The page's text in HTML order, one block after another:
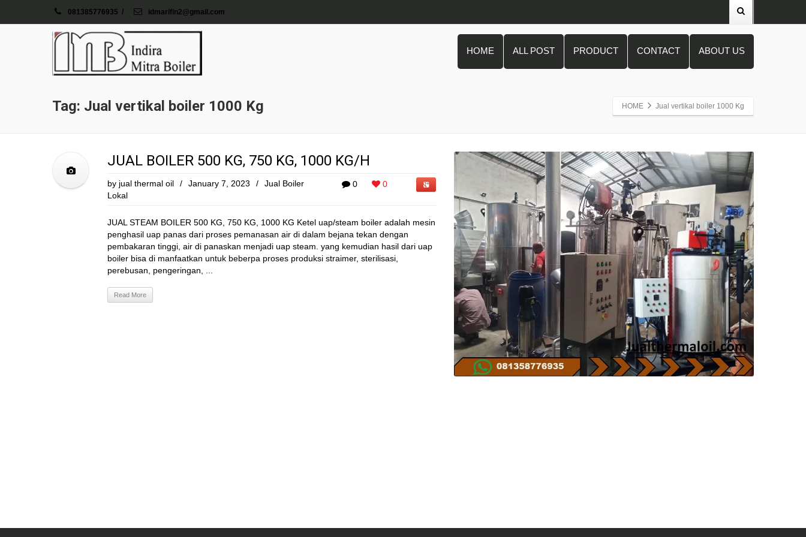
081385776935 / idmarifin2@gmail.com
HOME ALL POST PRODUCT CONTACT ABOUT US
Tag: Jual vertikal boiler 1000 Kg HOME Jual vertikal boiler 1000 Kg
JUAL BOILER 500 KG, 750 KG, 1000 KG/H
0 0
by jual thermal oil / January 7, 2023 /
Jual Boiler
Lokal
JUAL STEAM BOILER 500 KG, 750 KG, 1000 KG Ketel uap/steam boiler adalah mesin
penghasil uap panas dari proses pemanasan air di dalam bejana tekan dengan
pembakaran tinggi, air di panaskan menjadi uap steam. yang kemudian hasil dari uap
boiler bisa di manfaatkan untuk beberpa proses produksi straimer, sterilisasi,
perebusan, pengeringan, ...
Read More